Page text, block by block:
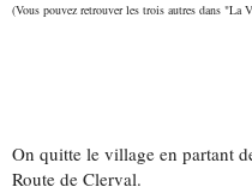
(Vous pouvez retrouver les trois autres dans
On quitte le village en partant
Route de Clerval.